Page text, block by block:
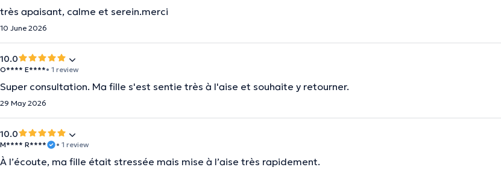
très apaisant, calme et serein.merci
10 June 2026
10.0
O**** E****• 1 review
Super consultation. Ma fille s'est sentie très à l'aise et souhaite y retourner.
29 May 2026
10.0
M**** R**** • 1 review
À l’écoute, ma fille était stressée mais mise à l’aise très rapidement.